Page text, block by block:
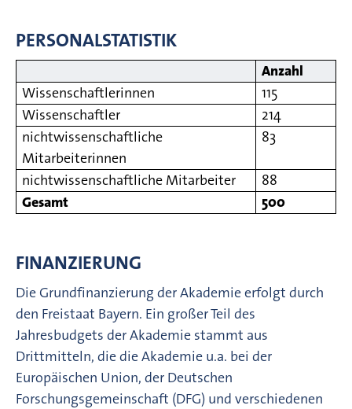
PERSONALSTATISTIK
Anzahl
Wissenschaftlerinnen
115
Wissenschaftler
214
nichtwissenschaftliche
Mitarbeiterinnen
83
nichtwissenschaftliche Mitarbeiter
88
Gesamt
500
FINANZIERUNG
Die Grundfinanzierung der Akademie erfolgt durch
den Freistaat Bayern. Ein großer Teil des
Jahresbudgets der Akademie stammt aus
Drittmitteln, die die Akademie u.a. bei der
Europäischen Union, der Deutschen
Forschungsgemeinschaft (DFG) und verschiedenen